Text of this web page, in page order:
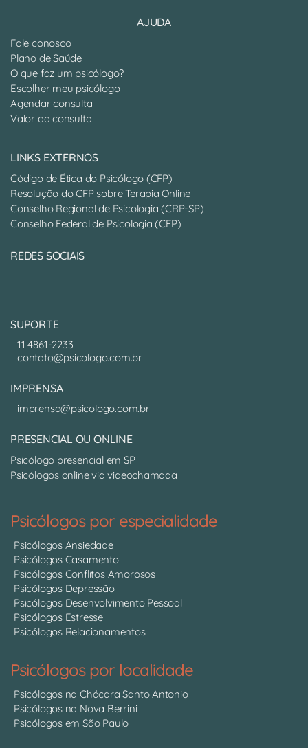
AJUDA
Fale conosco
Plano de Saúde
O que faz um psicólogo?
Escolher meu psicólogo
Agendar consulta
Valor da consulta
LINKS EXTERNOS
Código de Ética do Psicólogo (CFP)
Resolução do CFP sobre Terapia Online
Conselho Regional de Psicologia (CRP-SP)
Conselho Federal de Psicologia (CFP)
REDES SOCIAIS
SUPORTE
11 4861-2233
contato@psicologo.com.br
IMPRENSA
imprensa@psicologo.com.br
PRESENCIAL OU ONLINE
Psicólogo presencial em SP
Psicólogos online via videochamada
Psicólogos por especialidade
Psicólogos Ansiedade
Psicólogos Casamento
Psicólogos Conflitos Amorosos
Psicólogos Depressão
Psicólogos Desenvolvimento Pessoal
Psicólogos Estresse
Psicólogos Relacionamentos
Psicólogos por localidade
Psicólogos na Chácara Santo Antonio
Psicólogos na Nova Berrini
Psicólogos em São Paulo